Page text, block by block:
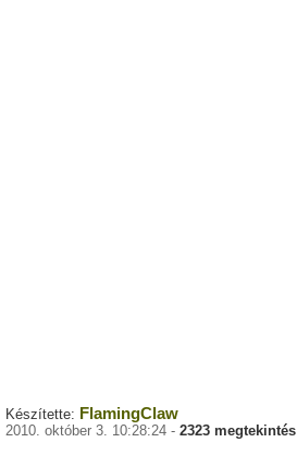
Készítette: FlamingClaw
2010. október 3. 10:28:24 - 2323 megtekintés